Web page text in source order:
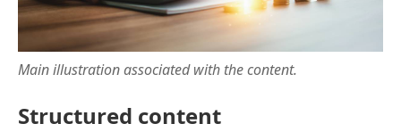
Main illustration associated with the content.
Structured content